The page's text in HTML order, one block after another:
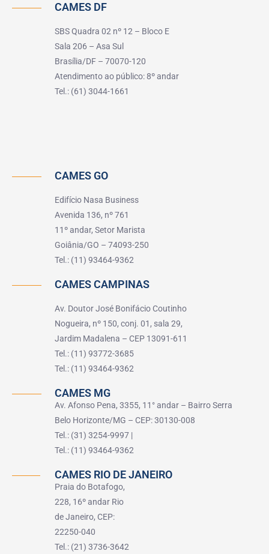
CAMES DF
SBS Quadra 02 nº 12 – Bloco E
Sala 206 – Asa Sul
Brasília/DF – 70070-120
Atendimento ao público: 8º andar
Tel.: (61) 3044-1661
CAMES GO
Edifício Nasa Business
Avenida 136, nº 761
11º andar, Setor Marista
Goiânia/GO – 74093-250
Tel.: (11) 93464-9362
CAMES CAMPINAS
Av. Doutor José Bonifácio Coutinho
Nogueira, nº 150, conj. 01, sala 29,
Jardim Madalena – CEP 13091-611
Tel.: (11) 93772-3685
Tel.: (11) 93464-9362
CAMES MG
Av. Afonso Pena, 3355, 11° andar – Bairro Serra
Belo Horizonte/MG – CEP: 30130-008
Tel.: (31) 3254-9997 |
Tel.: (11) 93464-9362
CAMES RIO DE JANEIRO
Praia do Botafogo,
228, 16º andar Rio
de Janeiro, CEP:
22250-040
Tel.: (21) 3736-3642